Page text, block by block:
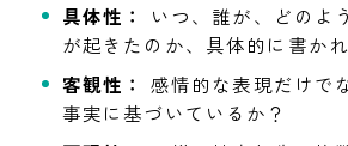
具体性：
いつ、誰が、どのよ
が起きたのか、具体的に書か
客観性：
感情的な表現だけで
事実に基づいているか？